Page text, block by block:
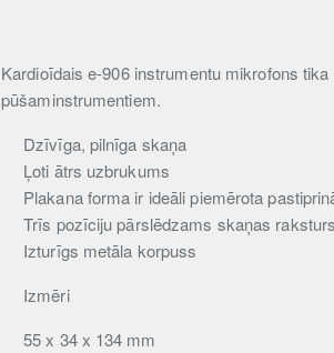
Kardioīdais e-906 instrumentu mikrofons
pūšaminstrumentiem.
Dzīvīga, pilnīga skaņa
Ļoti ātrs uzbrukums
Plakana forma ir ideāli piemērota
Trīs pozīciju pārslēdzams skaņas
Izturīgs metāla korpuss
Izmēri
55 x 34 x 134 mm